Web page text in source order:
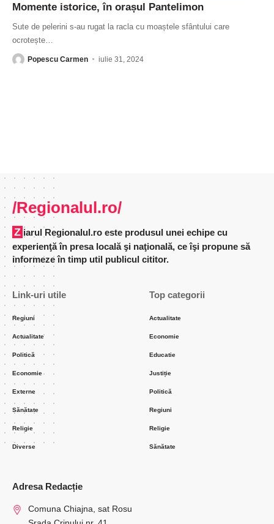
Momente istorice, în orașul Pantelimon
Sute de pelerini s-au rugat la racla cu moaștele sfântului care
ocrotește
Popescu Carmen iulie 31, 2024
/Regionalul.ro/
Ziarul Regionalul.ro este produsul unei echipe cu
experienţă în presa locală şi naţională, ce îşi propune să
informeze în timp util publicul cititor.
Link-uri utile
Regiuni
Actualitate
Politică
Economie
Externe
Sănătate
Religie
Diverse
Top categorii
Actualitate
Economie
Educatie
Justiție
Politică
Regiuni
Religie
Sănătate
Adresa Redacție
Comuna Chiajna, sat Rosu